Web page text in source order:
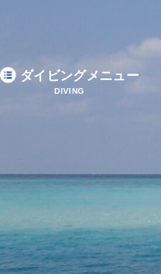
ダイビングメニュー
DIVING